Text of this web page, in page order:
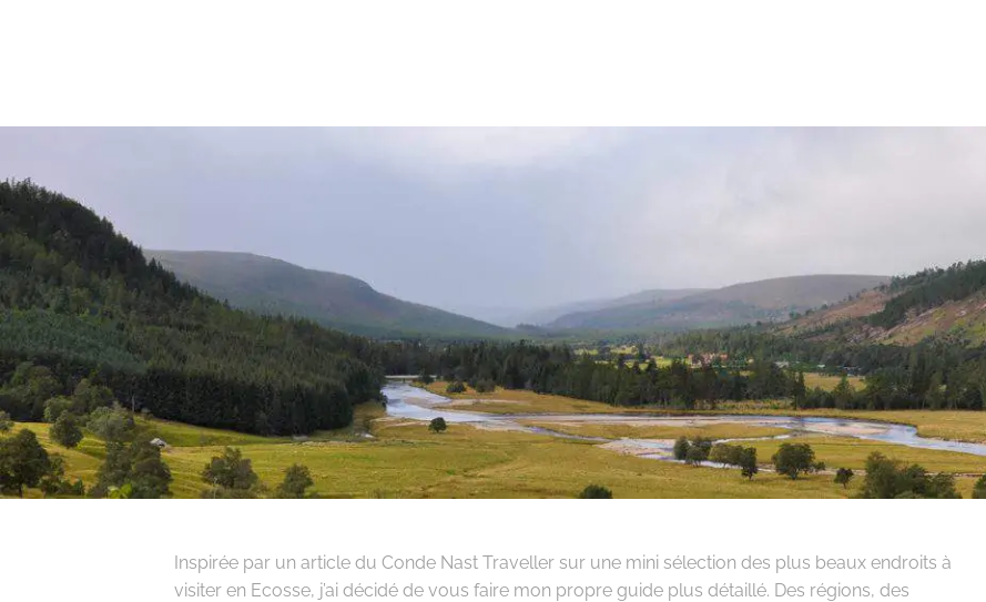
Inspirée par un article du Conde Nast Traveller sur une mini sélection des plus beaux endroits à
visiter en Ecosse, j’ai décidé de vous faire mon propre guide plus détaillé. Des régions, des